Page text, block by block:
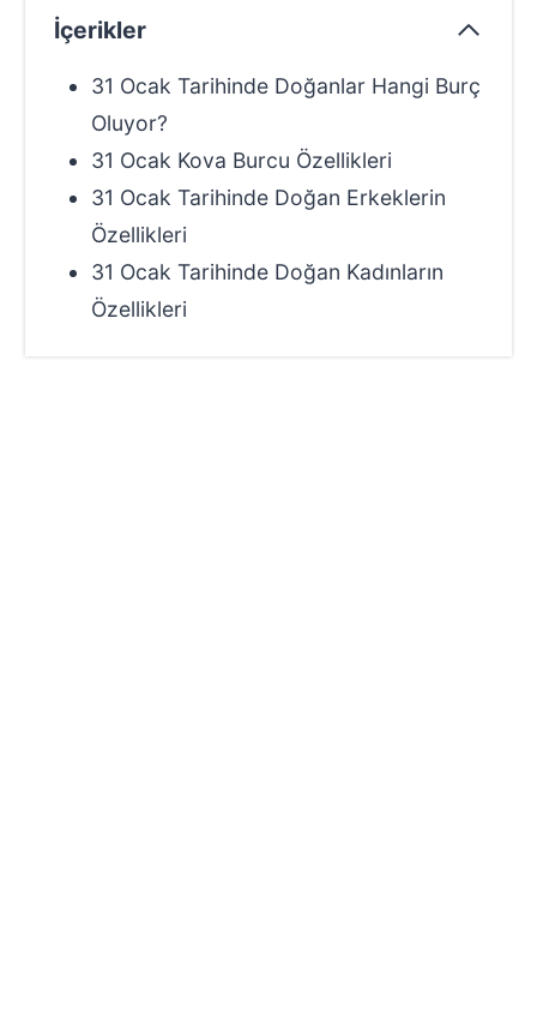
İçerikler
31 Ocak Tarihinde Doğanlar Hangi Burç
Oluyor?
31 Ocak Kova Burcu Özellikleri
31 Ocak Tarihinde Doğan Erkeklerin
Özellikleri
31 Ocak Tarihinde Doğan Kadınların
Özellikleri